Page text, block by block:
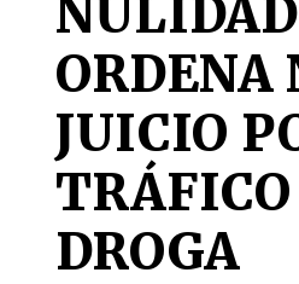
ORDENA
JUICIO
DROGA